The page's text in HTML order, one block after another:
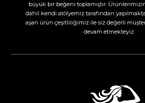
büyük bir beğeni toplamıştır.
dahil kendi atölyemiz tarafından
aşan ürün çeşitliliğimiz ile siz değerli
devam etmekteyiz.​